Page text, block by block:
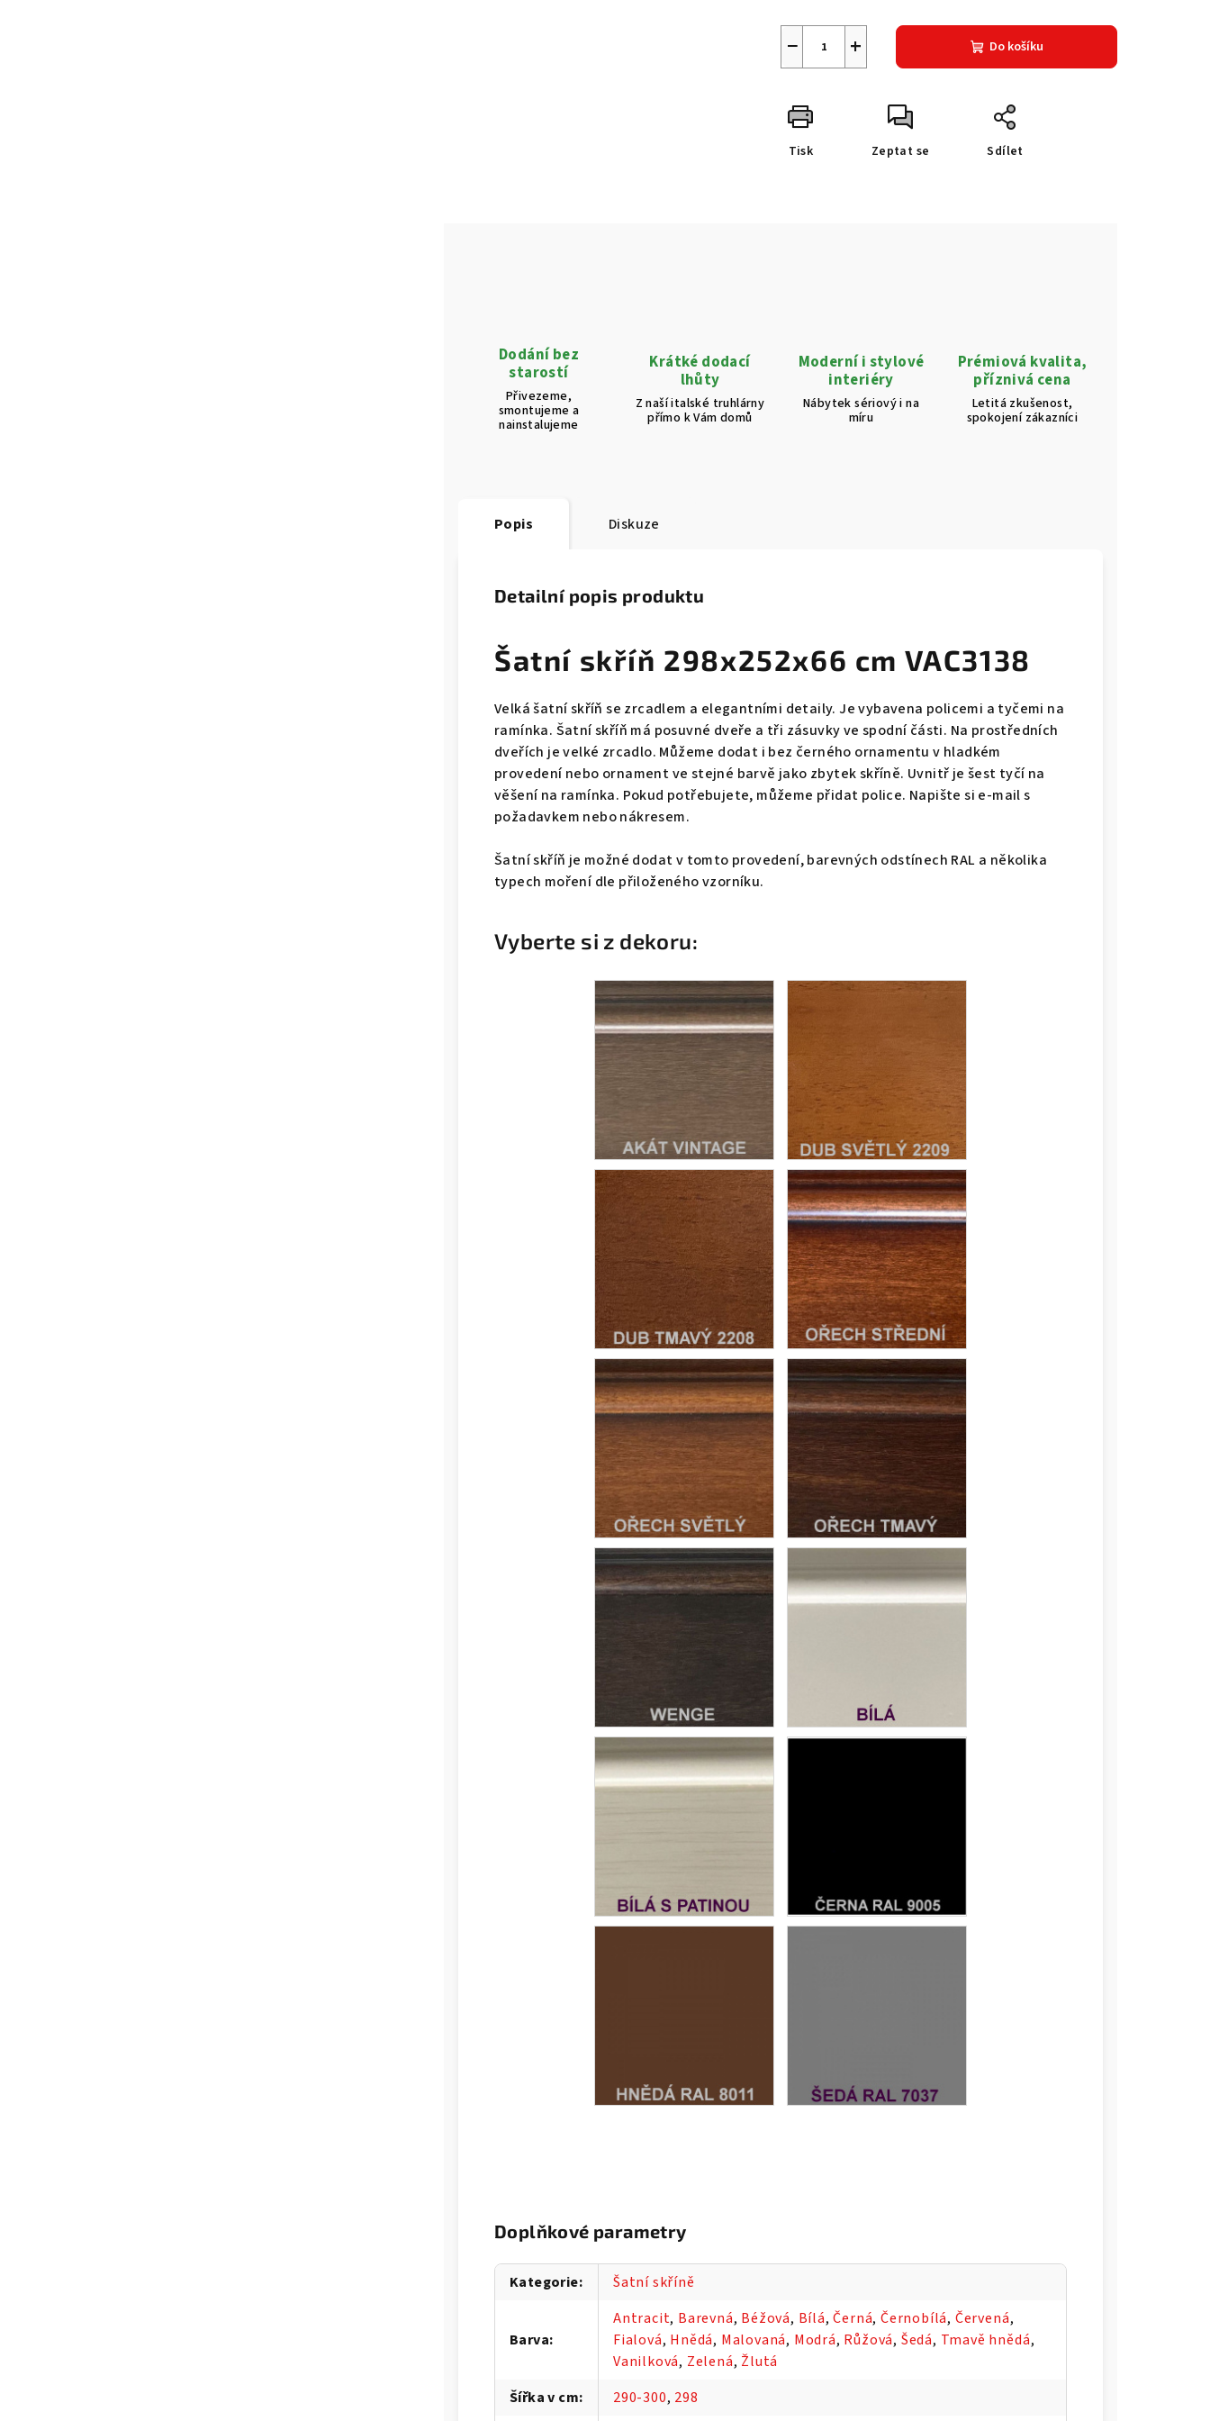
+
− Do košíku
Tisk Zeptat se Sdílet
Dodání bez
starostí
Přivezeme,
smontujeme a
nainstalujeme
Krátké dodací
lhůty
Z naší italské truhlárny
přímo k Vám domů
Moderní i stylové
interiéry
Nábytek sériový i na
míru
Prémiová kvalita,
příznivá cena
Letitá zkušenost,
spokojení zákazníci
Popis Diskuze
Detailní popis produktu
Šatní skříň 298x252x66 cm VAC3138
Velká šatní skříň se zrcadlem a elegantními detaily. Je vybavena policemi a tyčemi na
ramínka. Šatní skříň má posuvné dveře a tři zásuvky ve spodní části. Na prostředních
dveřích je velké zrcadlo. Můžeme dodat i bez černého ornamentu v hladkém
provedení nebo ornament ve stejné barvě jako zbytek skříně. Uvnitř je šest tyčí na
věšení na ramínka. Pokud potřebujete, můžeme přidat police. Napište si e-mail s
požadavkem nebo nákresem.
Šatní skříň je možné dodat v tomto provedení, barevných odstínech RAL a několika
typech moření dle přiloženého vzorníku.
Vyberte si z dekoru:
Doplňkové parametry
Kategorie: Šatní skříně
Barva:
Antracit, Barevná, Béžová, Bílá,Černá,Černobílá, Červená,
Fialová, Hnědá, Malovaná, Modrá, Růžová, Šedá, Tmavě hnědá,
Vanilková, Zelená, Žlutá
Šířka v cm: 290-300, 298